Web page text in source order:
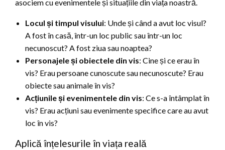
asociem cu evenimentele și situațiile din viața noastră.
Locul și timpul visului: Unde și când a avut loc visul?
A fost în casă, într-un loc public sau într-un loc
necunoscut? A fost ziua sau noaptea?
Personajele și obiectele din vis: Cine și ce erau în
vis? Erau persoane cunoscute sau necunoscute? Erau
obiecte sau animale în vis?
Acțiunile și evenimentele din vis: Ce s-a întâmplat în
vis? Erau acțiuni sau evenimente specifice care au avut
loc în vis?
Aplică înțelesurile în viața reală